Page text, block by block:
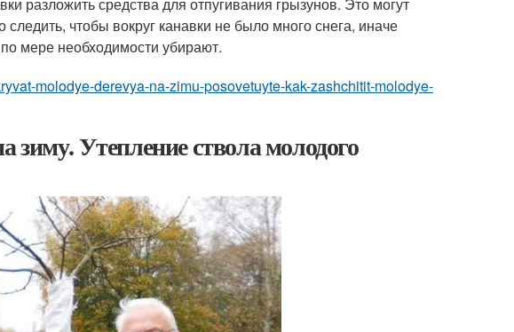
чтобы вокруг канавки не было много снега, иначе
мере необходимости убирают.
molodye-derevya-na-zimu-posovetuyte-kak-zashchitit-molodye-
Утепление ствола молодого